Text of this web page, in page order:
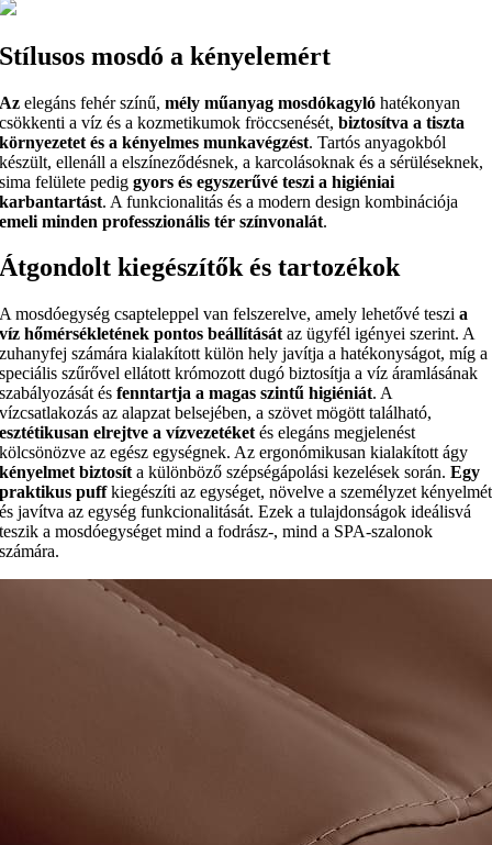
Stílusos mosdó a kényelemért
Az elegáns fehér színű,mély műanyag mosdókagyló hatékonyan
csökkenti a víz és a kozmetikumok fröccsenését,biztosítva a tiszta
környezetet és a kényelmes munkavégzést. Tartós anyagokból
készült, ellenáll a elszíneződésnek, a karcolásoknak és a sérüléseknek,
sima felülete pediggyors és egyszerűvé teszi a higiéniai
karbantartást. A funkcionalitás és a modern design kombinációja
emeli minden professzionális tér színvonalát.
Átgondolt kiegészítők és tartozékok
A mosdóegység csapteleppel van felszerelve, amely lehetővé teszia
víz hőmérsékletének pontos beállítását az ügyfél igényei szerint. A
zuhanyfej számára kialakított külön hely javítja a hatékonyságot, míg a
speciális szűrővel ellátott krómozott dugó biztosítja a víz áramlásának
szabályozását ésfenntartja a magas szintű higiéniát. A
vízcsatlakozás az alapzat belsejében, a szövet mögött található,
esztétikusan elrejtve a vízvezetéket és elegáns megjelenést
kölcsönözve az egész egységnek. Az ergonómikusan kialakított ágy
kényelmet biztosít a különböző szépségápolási kezelések során. Egy
praktikus puffkiegészíti az egységet, növelve a személyzet kényelmét
és javítva az egység funkcionalitását. Ezek a tulajdonságok ideálisvá
teszik a mosdóegységet mind a fodrász-, mind a SPA-szalonok
számára.